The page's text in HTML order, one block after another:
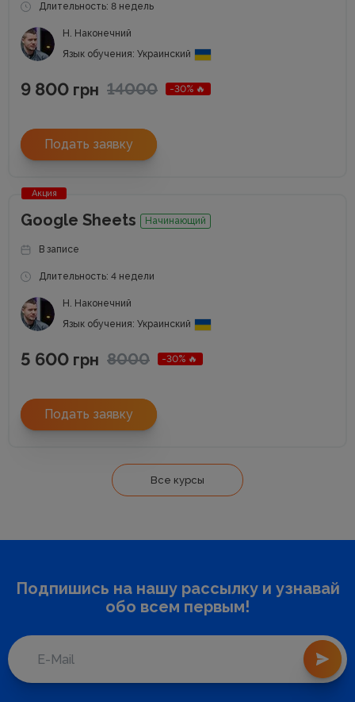
Длительность: 8 недель
Н. Наконечний
Язык обучения: Украинский
9 800 грн 14000 -30% 🔥
Подать заявку
Акция
Google Sheets Начинающий
В записе
Длительность: 4 недели
Н. Наконечний
Язык обучения: Украинский
5 600 грн 8000 -30% 🔥
Подать заявку
Все курсы
Подпишись на нашу рассылку и узнавай
обо всем первым!